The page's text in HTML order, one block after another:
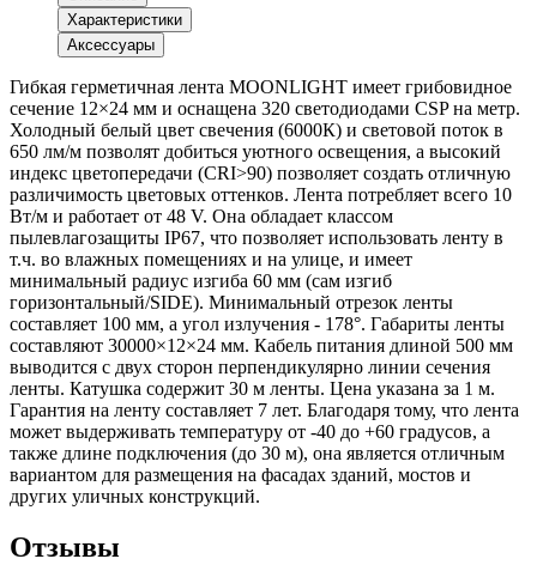
Характеристики
Аксессуары
Гибкая герметичная лента MOONLIGHT имеет грибовидное
сечение 12×24 мм и оснащена 320 светодиодами CSP на метр.
Холодный белый цвет свечения (6000К) и световой поток в
650 лм/м позволят добиться уютного освещения, а высокий
индекс цветопередачи (CRI>90) позволяет создать отличную
различимость цветовых оттенков. Лента потребляет всего 10
Вт/м и работает от 48 V. Она обладает классом
пылевлагозащиты IP67, что позволяет использовать ленту в
т.ч. во влажных помещениях и на улице, и имеет
минимальный радиус изгиба 60 мм (сам изгиб
горизонтальный/SIDE). Минимальный отрезок ленты
составляет 100 мм, а угол излучения - 178°. Габариты ленты
составляют 30000×12×24 мм. Кабель питания длиной 500 мм
выводится с двух сторон перпендикулярно линии сечения
ленты. Катушка содержит 30 м ленты. Цена указана за 1 м.
Гарантия на ленту составляет 7 лет. Благодаря тому, что лента
может выдерживать температуру от -40 до +60 градусов, а
также длине подключения (до 30 м), она является отличным
вариантом для размещения на фасадах зданий, мостов и
других уличных конструкций.
Отзывы